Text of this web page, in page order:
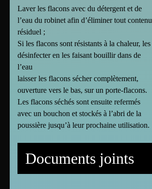
Laver les flacons avec du détergent et de
l’eau du robinet afin d’éliminer tout contenu
résiduel ;
Si les flacons sont résistants à la chaleur, les
désinfecter en les faisant bouillir dans de
l’eau
laisser les flacons sécher complètement,
ouverture vers le bas, sur un porte-flacons.
Les flacons séchés sont ensuite refermés
avec un bouchon et stockés à l’abri de la
poussière jusqu’à leur prochaine utilisation.
Documents joints